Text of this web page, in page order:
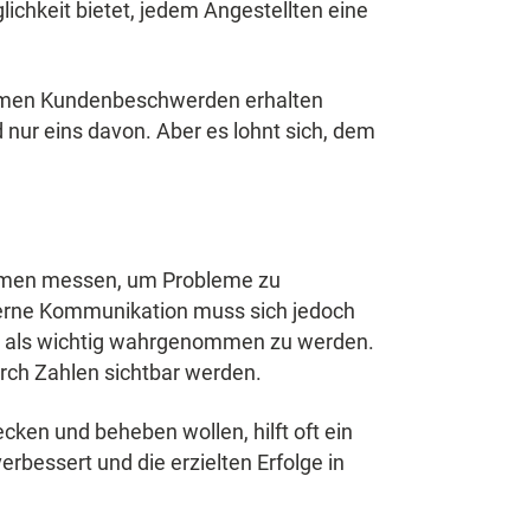
bietet, jedem Angestellten eine
Kundenbeschwerden erhalten
eins davon. Aber es lohnt sich, dem
messen, um Probleme zu
Kommunikation muss sich jedoch
wichtig wahrgenommen zu werden.
Zahlen sichtbar werden.
und beheben wollen, hilft oft ein
und die erzielten Erfolge in